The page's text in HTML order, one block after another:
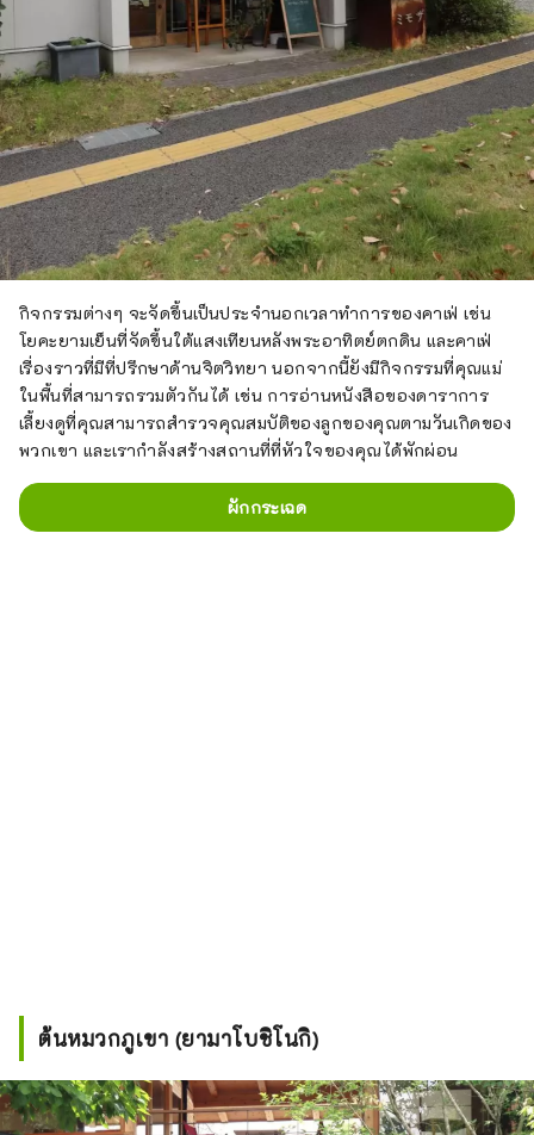
กิจกรรมต่างๆ จะจัดขึ้นเป็นประจำนอกเวลาทำการของคาเฟ่ เช่น
โยคะยามเย็นที่จัดขึ้นใต้แสงเทียนหลังพระอาทิตย์ตกดิน และคาเฟ่
เรื่องราวที่มีที่ปรึกษาด้านจิตวิทยา นอกจากนี้ยังมีกิจกรรมที่คุณแม่
ในพื้นที่สามารถรวมตัวกันได้ เช่น การอ่านหนังสือของดาราการ
เลี้ยงดูที่คุณสามารถสำรวจคุณสมบัติของลูกของคุณตามวันเกิดของ
พวกเขา และเรากำลังสร้างสถานที่ที่หัวใจของคุณได้พักผ่อน
ผักกระเฉด
ต้นหมวกภูเขา (ยามาโบชิโนกิ)